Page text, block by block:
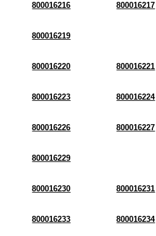
800016216 800016217
800016219
800016220 800016221
800016223 800016224
800016226 800016227
800016229
800016230 800016231
800016233 800016234